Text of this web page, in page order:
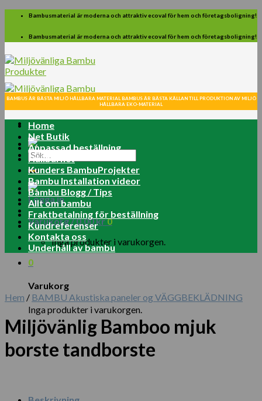
Skip
content
Bambusmaterial är moderna och attraktiv ecoval för hem och företagsboligning!
Bambusmaterial är moderna och attraktiv ecoval för hem och företagsboligning!
Sök
efter:
Logga in
Varukorg /0.00kr0
Inga produkter i varukorgen.
0
Varukorg
Inga produkter i varukorgen.
BAMBUS ÄR BÄSTA MILJÖ HÅLLBARA MATERIAL BAMBUS ÄR BÄSTA KÄLLAN TILL PRODUKTION AV MILJÖ
HÅLLBARA EKO-MATERIAL
Home
Net Butik
Anpassad beställning
Hållbarhet
Kunders BambuProjekter
Bambu Installation videor
Bambu Blogg / Tips
Allt om bambu
Fraktbetalning för beställning
Kundreferenser
Kontakta oss
Underhåll av bambu
Hem / BAMBU Akustiska paneler og VÄGGBEKLÄDNING
Miljövänlig Bamboo mjuk
borste tandborste